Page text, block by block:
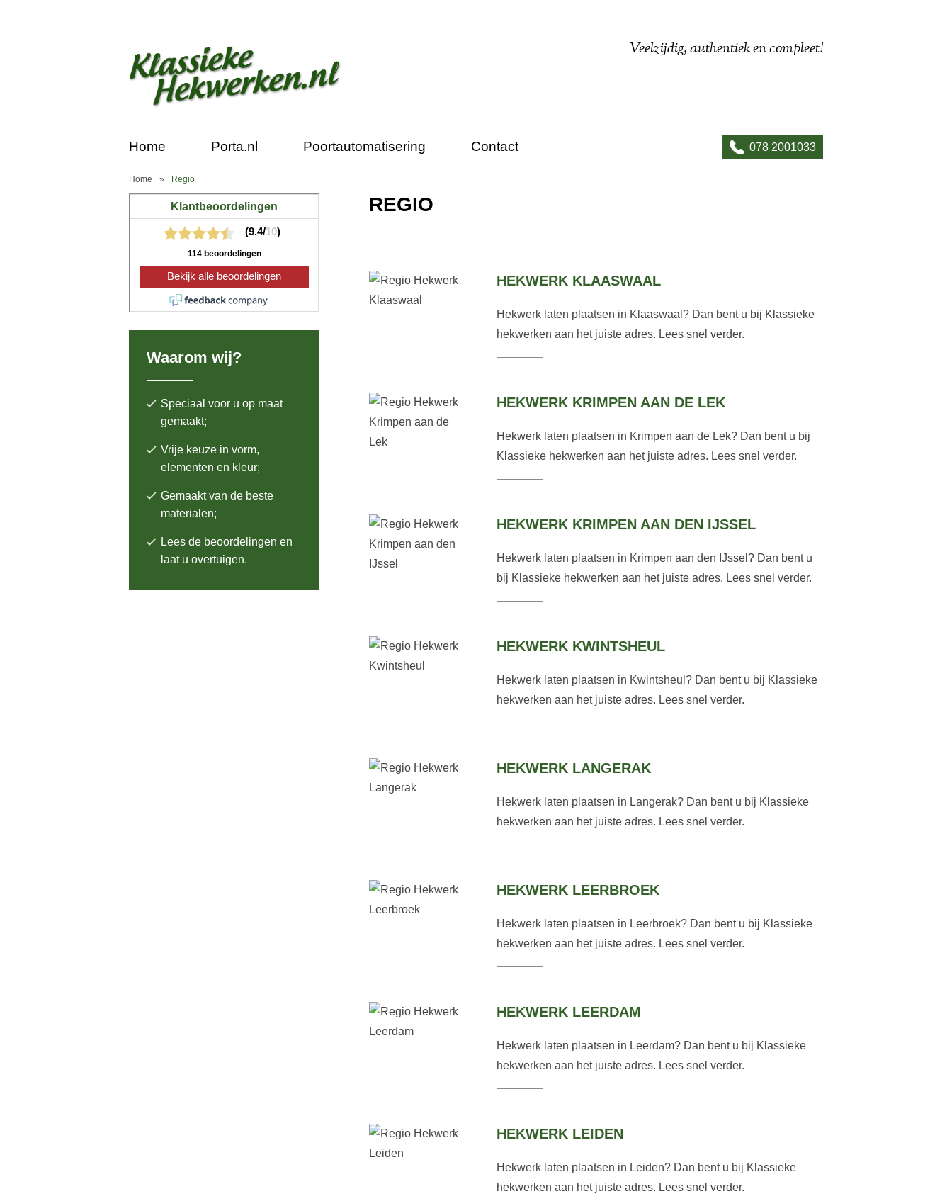
Veelzijdig, authentiek en compleet!
Home Porta.nl Poortautomatisering Contact 078 2001033
Home » Regio
Klantbeoordelingen
(9.4/10)
114 beoordelingen
Bekijk alle beoordelingen
Waarom wij?
Speciaal voor u op maat
gemaakt;
Vrije keuze in vorm,
elementen en kleur;
Gemaakt van de beste
materialen;
Lees de beoordelingen en
laat u overtuigen.
REGIO
HEKWERK KLAASWAAL
Hekwerk laten plaatsen in Klaaswaal? Dan bent u bij Klassieke
hekwerken aan het juiste adres. Lees snel verder.
HEKWERK KRIMPEN AAN DE LEK
Hekwerk laten plaatsen in Krimpen aan de Lek? Dan bent u bij
Klassieke hekwerken aan het juiste adres. Lees snel verder.
HEKWERK KRIMPEN AAN DEN IJSSEL
Hekwerk laten plaatsen in Krimpen aan den IJssel? Dan bent u
bij Klassieke hekwerken aan het juiste adres. Lees snel verder.
HEKWERK KWINTSHEUL
Hekwerk laten plaatsen in Kwintsheul? Dan bent u bij Klassieke
hekwerken aan het juiste adres. Lees snel verder.
HEKWERK LANGERAK
Hekwerk laten plaatsen in Langerak? Dan bent u bij Klassieke
hekwerken aan het juiste adres. Lees snel verder.
HEKWERK LEERBROEK
Hekwerk laten plaatsen in Leerbroek? Dan bent u bij Klassieke
hekwerken aan het juiste adres. Lees snel verder.
HEKWERK LEERDAM
Hekwerk laten plaatsen in Leerdam? Dan bent u bij Klassieke
hekwerken aan het juiste adres. Lees snel verder.
HEKWERK LEIDEN
Hekwerk laten plaatsen in Leiden? Dan bent u bij Klassieke
hekwerken aan het juiste adres. Lees snel verder.